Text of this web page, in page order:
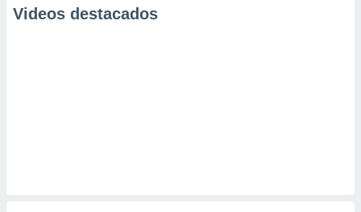
Videos destacados